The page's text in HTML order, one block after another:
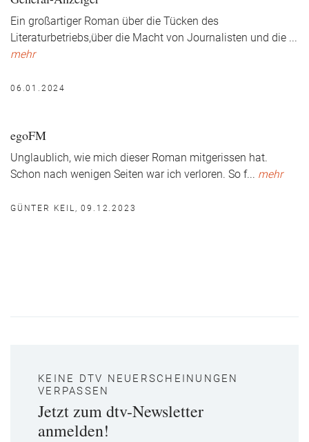
Ein großartiger Roman über die Tücken des
Literaturbetriebs,über die Macht von Journalisten und die ...
mehr
06.01.2024
egoFM
Unglaublich, wie mich dieser Roman mitgerissen hat.
Schon nach wenigen Seiten war ich verloren. So f... mehr
GÜNTER KEIL, 09.12.2023
KEINE DTV NEUERSCHEINUNGEN
VERPASSEN
Jetzt zum dtv-Newsletter
anmelden!